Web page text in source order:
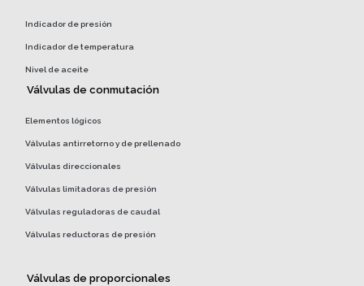
Indicador de presión
Indicador de temperatura
Nivel de aceite
Válvulas de conmutación
Elementos lógicos
Válvulas antirretorno y de prellenado
Válvulas direccionales
Válvulas limitadoras de presión
Válvulas reguladoras de caudal
Válvulas reductoras de presión
Válvulas de proporcionales